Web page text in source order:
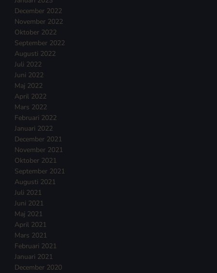
December 2022
November 2022
Oktober 2022
September 2022
Augusti 2022
Juli 2022
Juni 2022
Maj 2022
April 2022
Mars 2022
Februari 2022
Januari 2022
December 2021
November 2021
Oktober 2021
September 2021
Augusti 2021
Juli 2021
Juni 2021
Maj 2021
April 2021
Mars 2021
Februari 2021
Januari 2021
December 2020